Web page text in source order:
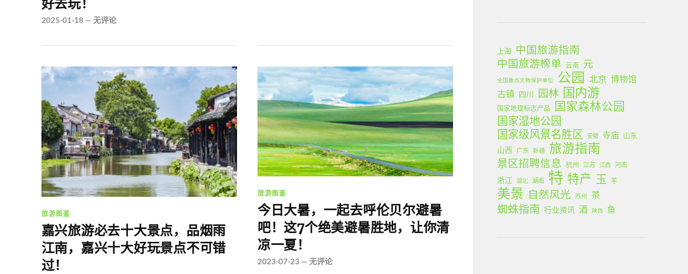
好去玩！
2025-01-18 — 无评论
旅游图鉴
嘉兴旅游必去十大景点，品烟雨
江南，嘉兴十大好玩景点不可错
过！
旅游图鉴
今日大暑，一起去呼伦贝尔避暑
吧！这7个绝美避暑胜地，让你清
凉一夏！
2023-07-23 — 无评论
上海
中国旅游指南
中国旅游榜单 云南 元
全国重点文物保护单位 公园 北京 博物馆
古镇 四川 园林 国内游
国家地理标志产品 国家森林公园
国家湿地公园
国家级风景名胜区
安徽 寺庙 山东
山西 广东 新疆 旅游指南
景区招聘信息 杭州 江苏 江西 河南
浙江 湖北 湖南 特 特产 玉 羊
美景 自然风光 苏州 茶
蜘蛛指南 行业资讯 酒 陕西 鱼